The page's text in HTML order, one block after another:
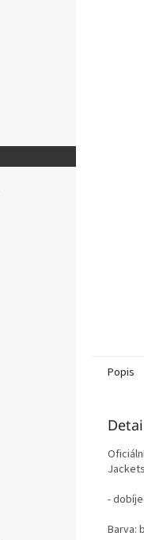
Popis
-
Barva: